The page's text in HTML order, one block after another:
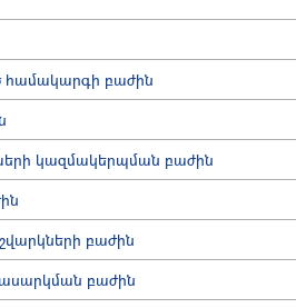
համակարգի բաժին
կազմակերպման բաժին
բաժին
բաժին